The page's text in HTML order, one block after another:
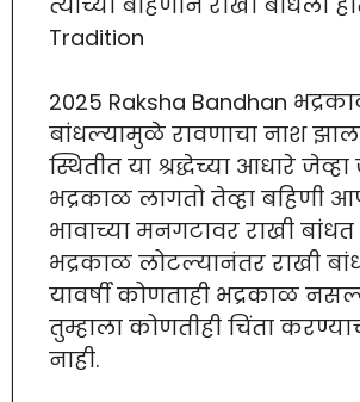
Tradition
2025 Raksha Bandhan
बांधल्यामुळे रावणाचा नाश
स्थितीत या श्रद्धेच्या आधारे जेव्हा
भद्रकाळ लागतो तेव्हा बहिणी
भावाच्या मनगटावर राखी बांधत
भद्रकाळ लोटल्यानंतर राखी
यावर्षी कोणताही भद्रकाळ
तुम्हाला कोणतीही चिंता
नाही.